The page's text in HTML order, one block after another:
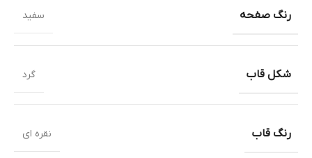
رنگ صفحه سفید
شکل قاب گرد
رنگ قاب نقره ای